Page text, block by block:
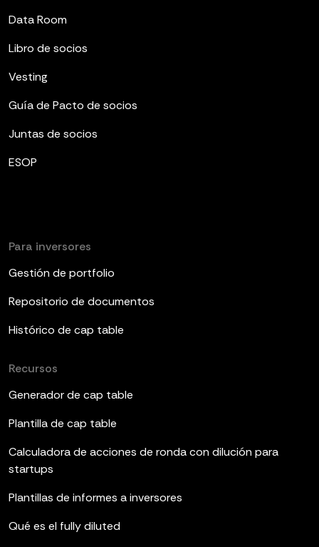
Data Room
Libro de socios
Vesting
Guía de Pacto de socios
Juntas de socios
ESOP
Para inversores
Gestión de portfolio
Repositorio de documentos
Histórico de cap table
Recursos
Generador de cap table
Plantilla de cap table
Calculadora de acciones de ronda con dilución para
startups
Plantillas de informes a inversores
Qué es el fully diluted